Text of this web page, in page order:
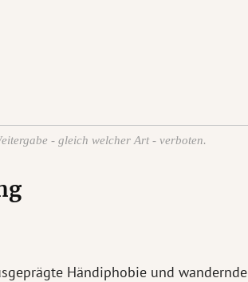
- gleich welcher Art - verboten.
Händiphobie und wandernde